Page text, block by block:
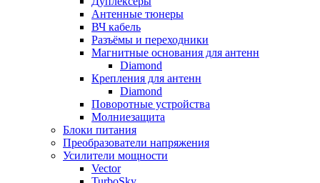
Антенные тюнеры
ВЧ кабель
Разъёмы и переходники
Магнитные основания для антенн
Diamond
Крепления для антенн
Diamond
Поворотные устройства
Молниезащита
Блоки питания
Преобразователи напряжения
Усилители мощности
Vector